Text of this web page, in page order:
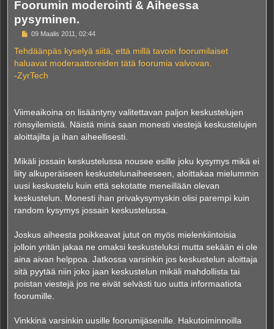
Foorumin moderointi & Aiheessa
pysyminen.
V
e
t
i
09 Maalis 2011, 02:44
Tehdäänpäs kyselyä siitä, että millä tavoin foorumilaiset
haluavat moderaattoreiden tätä foorumia valvovan.
-ZyrTech
Viimeaikoina on lisääntyny valitettavan paljon keskustelujen
rönsyilemistä. Näistä minä saan monesti viestejä keskustelujen
aloittajilta ja ihan aiheellisesti.
Mikäli jossain keskustelussa nousee esille joku kysymys mikä ei
liity alkuperäiseen keskustelunaiheeseen, aloittakaa mielummin
uusi keskustelu kuin että sekotatte meneillään olevan
keskustelun. Monesti ihan privakysymyskin olisi parempi kuin
random kysymys jossain keskustelussa.
Joskus aiheesta poikkeavat jutut on myös mielenkiintoisia
jolloin yritän jakaa ne omaksi keskusteluksi mutta sekään ei ole
aina aivan helppoa. Jatkossa varsinkin jos keskustelun aloittaja
sitä pyytää niin joko jaan keskustelun mikäli mahdollista tai
poistan viestejä jos ne eivät selvästi tuo uutta informaatiota
foorumille.
Vinkkinä varsinkin uusille foorumijäsenille. Hakutoiminnoilla